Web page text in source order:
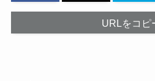
URLをコピ